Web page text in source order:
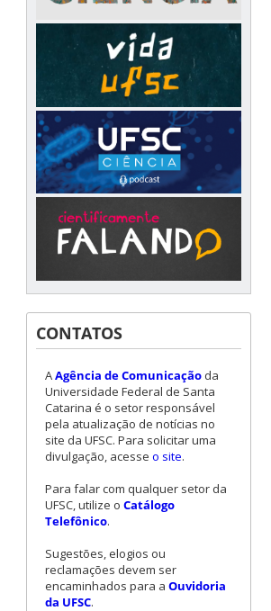
CONTATOS
AAgência de Comunicaçãoda
Universidade Federal de Santa
Catarina é o setor responsável
pela atualização de notícias no
site da UFSC. Para solicitar uma
divulgação, acesse o site.
Para falar com qualquer setor da
UFSC, utilize o Catálogo
Telefônico.
Sugestões, elogios ou
reclamações devem ser
encaminhados para a Ouvidoria
da UFSC.